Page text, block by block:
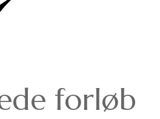
forløb